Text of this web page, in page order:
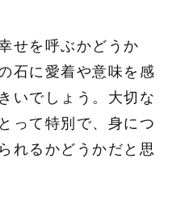
せを呼ぶかどうか
石に愛着や意味を感
いでしょう。大切な
って特別で、身につ
れるかどうかだと思